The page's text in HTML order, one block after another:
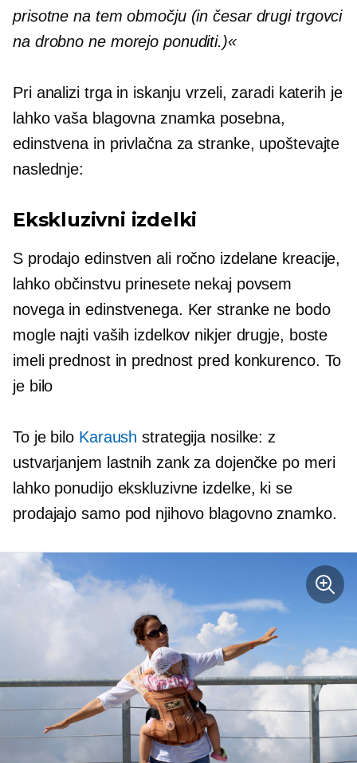
prisotne na tem območju (in česar drugi trgovci
na drobno ne morejo ponuditi.)«
Pri analizi trga in iskanju vrzeli, zaradi katerih je
lahko vaša blagovna znamka posebna,
edinstvena in privlačna za stranke, upoštevajte
naslednje:
Ekskluzivni izdelki
S prodajoedinstven ali ročno izdelane kreacije,
lahko občinstvu prinesete nekaj povsem
novega in edinstvenega. Ker stranke ne bodo
mogle najti vaših izdelkov nikjer drugje, boste
imeli prednost in prednost pred konkurenco. To
je bilo
To je bilo Karaush strategija nosilke: z
ustvarjanjem lastnih zank za dojenčke po meri
lahko ponudijo ekskluzivne izdelke, ki se
prodajajo samo pod njihovo blagovno znamko.